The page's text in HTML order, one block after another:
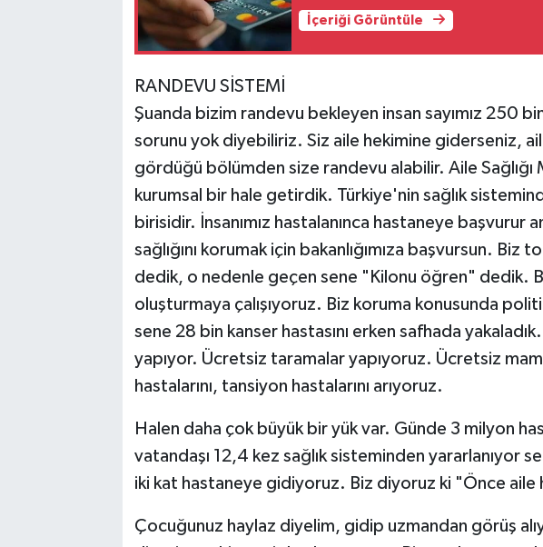
İçeriği Görüntüle
RANDEVU SİSTEMİ
Şuanda bizim randevu bekleyen insan sayımız 250
sorunu yok diyebiliriz. Siz aile hekimine giderseniz,
gördüğü bölümden size randevu alabilir. Aile Sağlığı
kurumsal bir hale getirdik. Türkiye'nin sağlık
birisidir. İnsanımız hastalanınca hastaneye başvurur
sağlığını korumak için bakanlığımıza başvursun. Biz
dedik, o nedenle geçen sene "Kilonu öğren" dedik.
oluşturmaya çalışıyoruz. Biz koruma konusunda
sene 28 bin kanser hastasını erken safhada
yapıyor. Ücretsiz taramalar yapıyoruz. Ücretsiz
hastalarını, tansiyon hastalarını arıyoruz.
Halen daha çok büyük bir yük var. Günde 3 milyon
vatandaşı 12,4 kez sağlık sisteminden yararlanıyor
iki kat hastaneye gidiyoruz. Biz diyoruz ki "Önce aile
Çocuğunuz haylaz diyelim, gidip uzmandan görüş